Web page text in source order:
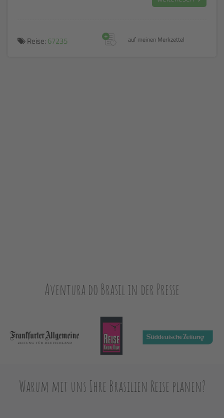
Reise: 67235 auf meinen Merkzettel
+
Aventura do Brasil in der Presse
Warum mit uns Ihre Brasilien Reise planen?